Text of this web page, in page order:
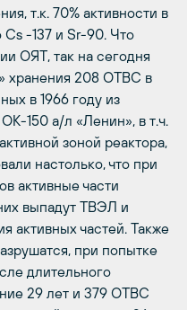
т.к. 70% активности в
-137 и Sr-90. Что
ОЯТ, так на сегодня
хранения 208 ОТВС в
в 1966 году из
150 а/л «Ленин», в т.ч.
зоной реактора,
настолько, что при
активные части
выпадут ТВЭЛ и
активных частей. Также
при попытке
длительного
29 лет и 379 ОТВС